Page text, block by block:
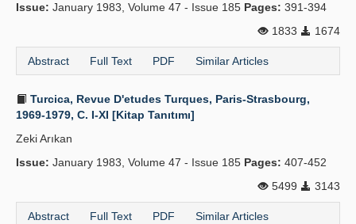
Issue: January 1983, Volume 47 - Issue 185 Pages: 391-394
1833
1674
Abstract Full Text PDF Similar Articles
Turcica, Revue D'etudes Turques, Paris-Strasbourg,
1969-1979, C. I-XI [Kitap Tanıtımı]
Zeki Arıkan
Issue: January 1983, Volume 47 - Issue 185 Pages: 407-452
5499
3143
Abstract Full Text PDF Similar Articles